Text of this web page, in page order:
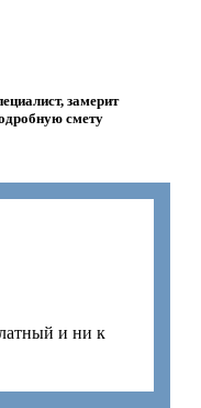
замерит
смету
и ни к